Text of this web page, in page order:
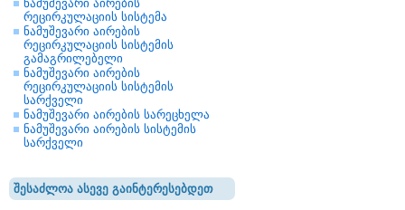
ნამუშევარი აირების
რეცირკულაციის სისტემა
ნამუშევარი აირების
რეცირკულაციის სისტემის
გამაგრილებელი
ნამუშევარი აირების
რეცირკულაციის სისტემის
სარქველი
ნამუშევარი აირების სარეცხელა
ნამუშევარი აირების სისტემის
სარქველი
შესაძლოა ასევე გაინტერესებდეთ